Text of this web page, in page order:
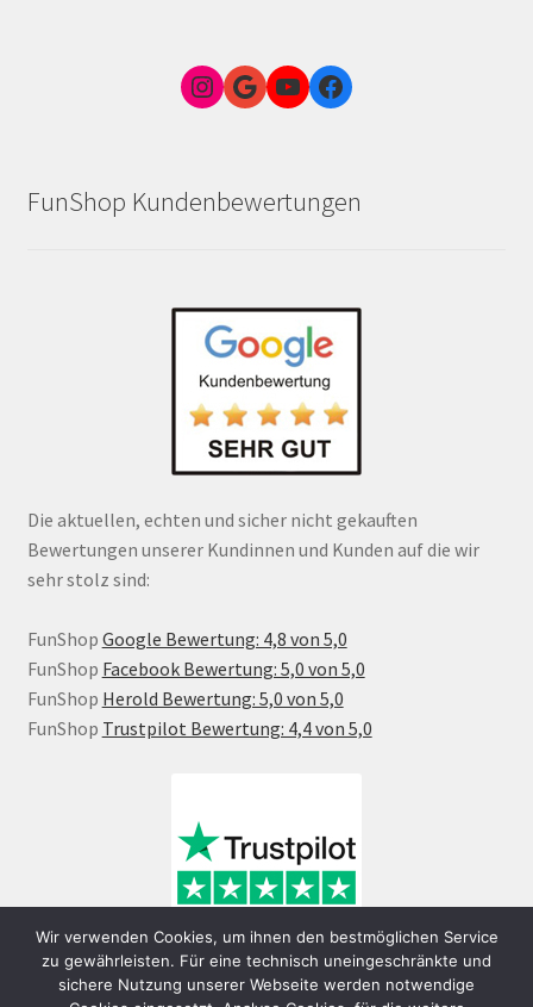
Instagram
Google Link zum FunShop WienYouTubeFacebook
FunShop Kundenbewertungen
Die aktuellen, echten und sicher nicht gekauften
Bewertungen unserer Kundinnen und Kunden auf die wir
sehr stolz sind:
FunShop Google Bewertung: 4,8 von 5,0
FunShop Facebook Bewertung: 5,0 von 5,0
FunShop Herold Bewertung: 5,0 von 5,0
FunShop Trustpilot Bewertung: 4,4 von 5,0
Wir verwenden Cookies, um ihnen den bestmöglichen Service
zu gewährleisten. Für eine technisch uneingeschränkte und
sichere Nutzung unserer Webseite werden notwendige